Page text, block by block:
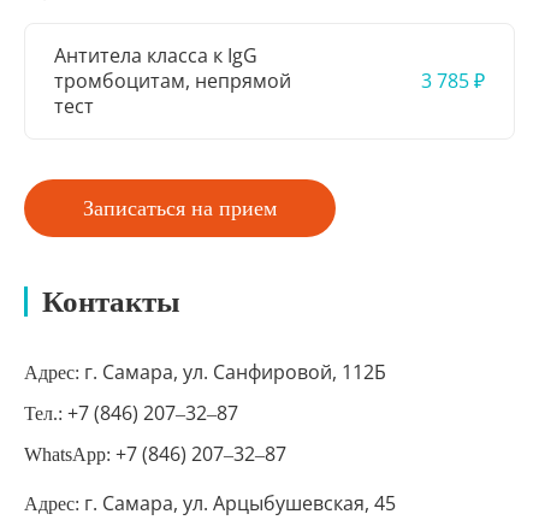
Антитела класса к IgG
тромбоцитам, непрямой
тест
3 785 ₽
Записаться на прием
Контакты
Адрес: г. Самара, ул. Санфировой, 112Б
Тел.: +7 (846) 207‒32‒87
WhatsApp: +7 (846) 207‒32‒87
Адрес: г. Самара, ул. Арцыбушевская, 45